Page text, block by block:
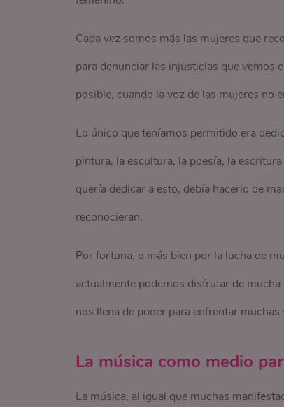
Cada vez somos más las mujeres que
para denunciar las injusticias que vemos
posible, cuando la voz de las mujeres no
Lo único que teníamos permitido era
pintura, la escultura, la poesía, la
quería dedicar a esto, debía hacerlo de
reconocieran.
Por fortuna, o más bien por la lucha de
actualmente podemos disfrutar de
nos llena de poder para enfrentar muchas
La música como medio
La música, al igual que muchas